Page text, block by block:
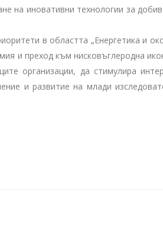
на иновативни технологии за добив
в областта „Енергетика и
и преход към нисковъглеродна
организации, да стимулира
и развитие на млади